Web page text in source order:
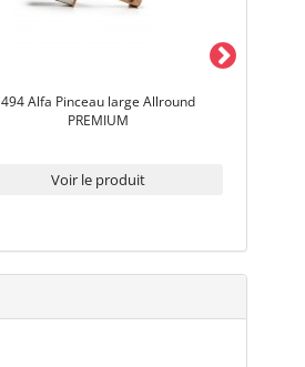
494 Alfa Pinceau large Allround
PREMIUM
Voir le produit